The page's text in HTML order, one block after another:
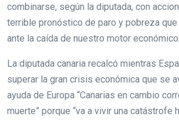
combinarse, según la diputada, con
terrible pronóstico de paro y pobreza
ante la caída de nuestro motor
La diputada canaria recalcó mientras
superar la gran crisis económica que se
ayuda de Europa “Canarias en cambio
muerte” porque “va a vivir una catástrofe